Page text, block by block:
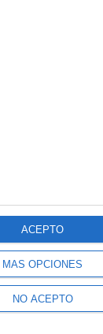
MÁS OPCIONES
NO ACEPTO
ACEPTO